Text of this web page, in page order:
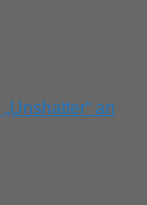
an